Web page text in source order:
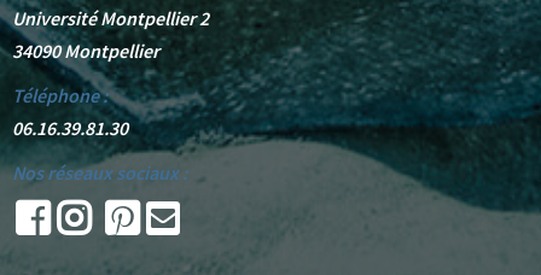
Université Montpellier 2
34090 Montpellier
Téléphone :
06.16.39.81.30
Nos réseaux sociaux :